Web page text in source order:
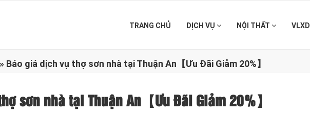
TRANG CHỦ DỊCH VỤ NỘI THẤT VLXD
» Báo giá dịch vụ thợ sơn nhà tại Thuận An【Ưu Đãi Giảm 20%】
sơn nhà tại Thuận An【Ưu Đãi Giảm 20%】